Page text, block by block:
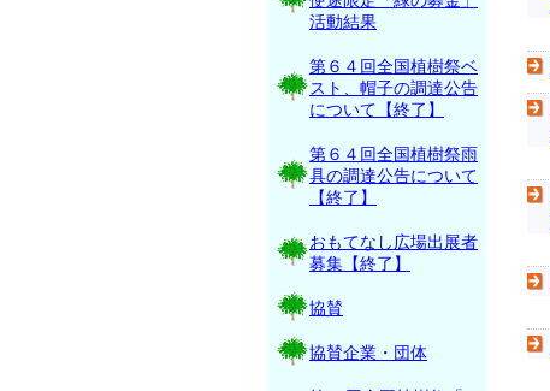
活動結果
第６４回全国植樹祭ベ
スト、帽子の調達公告
について【終了】
第６４回全国植樹祭雨
具の調達公告について
【終了】
おもてなし広場出展者
募集【終了】
協賛
協賛企業・団体